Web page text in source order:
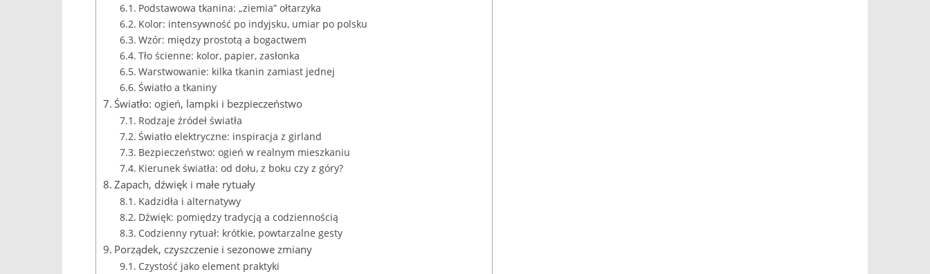
Podstawowa tkanina: „ziemia” ołtarzyka
Kolor: intensywność po indyjsku, umiar po polsku
Wzór: między prostotą a bogactwem
Tło ścienne: kolor, papier, zasłonka
Warstwowanie: kilka tkanin zamiast jednej
Światło a tkaniny
Światło: ogień, lampki i bezpieczeństwo
Rodzaje źródeł światła
Światło elektryczne: inspiracja z girland
Bezpieczeństwo: ogień w realnym mieszkaniu
Kierunek światła: od dołu, z boku czy z góry?
Zapach, dźwięk i małe rytuały
Kadzidła i alternatywy
Dźwięk: pomiędzy tradycją a codziennością
Codzienny rytuał: krótkie, powtarzalne gesty
Porządek, czyszczenie i sezonowe zmiany
Czystość jako element praktyki